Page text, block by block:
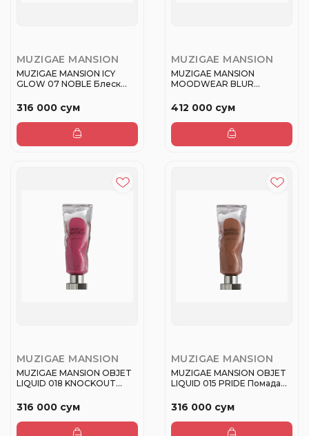
MUZIGAE MANSION
MUZIGAE MANSION ICY
GLOW 07 NOBLE Блеск
316 000 сум
MUZIGAE MANSION
MUZIGAE MANSION
MOODWEAR BLUR
412 000 сум
MUZIGAE MANSION
MUZIGAE MANSION OBJET
LIQUID 018 KNOCKOUT
316 000 сум
MUZIGAE MANSION
MUZIGAE MANSION OBJET
LIQUID 015 PRIDE Помада
316 000 сум